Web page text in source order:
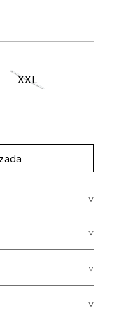
XXL
linen
con vapor
y American